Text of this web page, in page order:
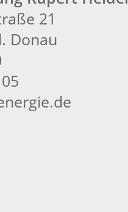
21
Donau